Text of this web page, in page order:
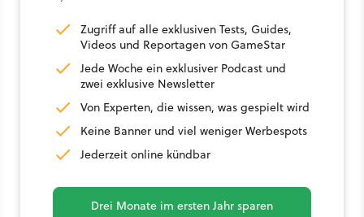
Zugriff auf alle exklusiven Tests, Guides,
Videos und Reportagen von GameStar
Jede Woche ein exklusiver Podcast und
zwei exklusive Newsletter
Von Experten, die wissen, was gespielt wird
Keine Banner und viel weniger Werbespots
Jederzeit online kündbar
Drei Monate im ersten Jahr sparen